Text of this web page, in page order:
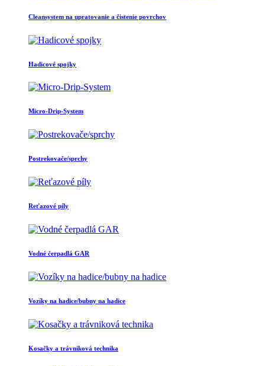
Cleansystem na upratovanie a čistenie povrchov
Hadicové spojky
Micro-Drip-System
Postrekovače/sprchy
Reťazové píly
Vodné čerpadlá GAR
Vozíky na hadice/bubny na hadice
Kosačky a trávniková technika